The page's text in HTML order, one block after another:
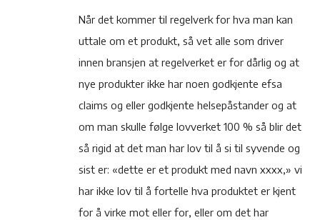
Når det kommer til regelverk for hva man kan
uttale om et produkt, så vet alle som driver
innen bransjen at regelverket er for dårlig og at
nye produkter ikke har noen godkjente efsa
claims og eller godkjente helsepåstander og at
om man skulle følge lovverket 100 % så blir det
så rigid at det man har lov til å si til syvende og
sist er: «dette er et produkt med navn xxxx,» vi
har ikke lov til å fortelle hva produktet er kjent
for å virke mot eller for, eller om det har